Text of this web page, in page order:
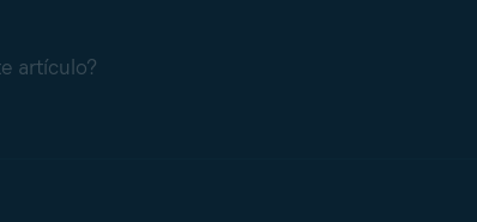
artículo?